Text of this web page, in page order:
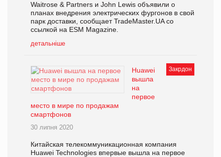
Waitrose & Partners и John Lewis объявили о
планах внедрения электрических фургонов в свой
парк доставки, сообщает TradeMaster.UA со
ссылкой на ESM Magazine.
детальніше
Закрдон
Huawei
вышла
на
первое
место в мире по продажам
смартфонов
30 липня 2020
Китайская телекоммуникационная компания
Huawei Technologies впервые вышла на первое